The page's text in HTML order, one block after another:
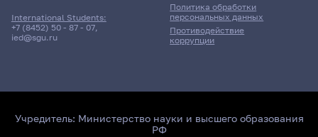
International Students:
+7 (8452) 50 - 87 - 07,
ied@sgu.ru
Политика обработки
персональных данных
Противодействие
коррупции
Учредитель: Министерство науки и высшего образования
РФ